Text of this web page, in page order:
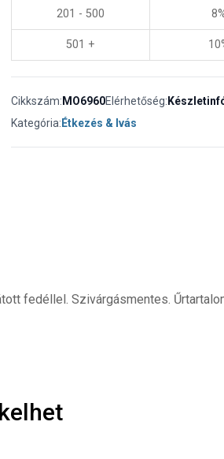
201 - 500
501 +
Cikkszám: MO6960Elérhetőség:
Kategória: Étkezés & Ivás
fedéllel. Szivárgásmentes.